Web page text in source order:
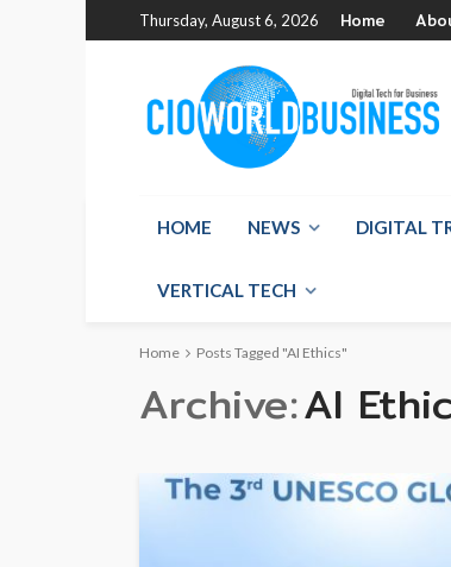
Thursday, August 6, 2026 Home
HOME NEWS DIGITAL
VERTICAL TECH
Home Posts Tagged "AI Ethics"
Archive AI